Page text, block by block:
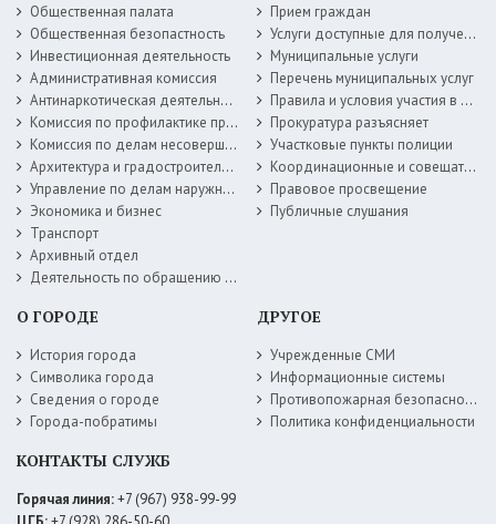
Общественная палата
Общественная безопастность
Инвестиционная деятельность
Административная комиссия
Антинаркотическая деятельность
Комиссия по профилактике правонарушений
Комиссия по делам несовершеннолетних
Архитектура и градостроительство
Управление по делам наружной рекламы
Экономика и бизнес
Транспорт
Архивный отдел
Деятельность по обращению с животными без владельцев
Прием граждан
Услуги доступные для получения в электронной форме
Муниципальные услуги
Перечень муниципальных услуг
Правила и условия участия в жилищных программах
Прокуратура разъясняет
Участковые пункты полиции
Координационные и совещательные органы
Правовое просвещение
Публичные слушания
О ГОРОДЕ
История города
Символика города
Сведения о городе
Города-побратимы
ДРУГОЕ
Учрежденные СМИ
Информационные системы
Противопожарная безопасность
Политика конфиденциальности
КОНТАКТЫ СЛУЖБ
Горячая линия:+7 (967) 938-99-99